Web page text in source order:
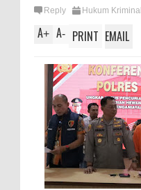
Reply Hukum Kriminal
A+ A- PRINT EMAIL